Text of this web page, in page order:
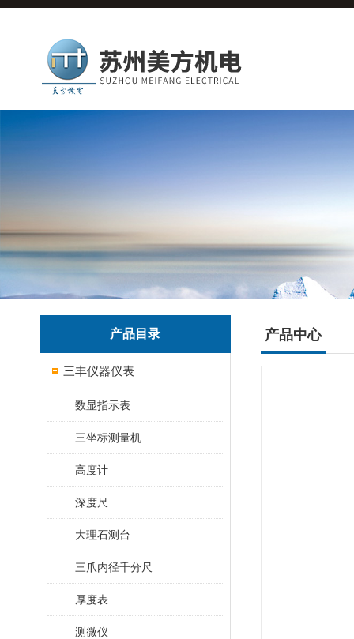
产品目录
三丰仪器仪表
数显指示表
三坐标测量机
高度计
深度尺
大理石测台
三爪内径千分尺
厚度表
测微仪
产品中心